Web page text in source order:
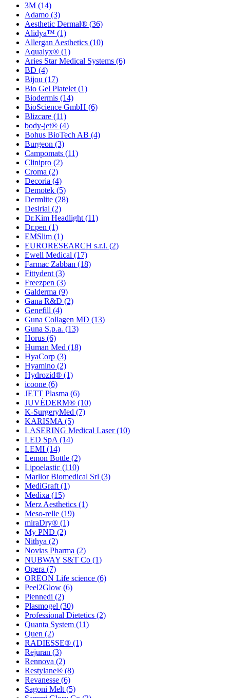
3M (14)
Adamo (3)
Aesthetic Dermal® (36)
Alidya™ (1)
Allergan Aesthetics (10)
Aqualyx® (1)
Aries Star Medical Systems (6)
BD (4)
Bijou (17)
Bio Gel Platelet (1)
Biodermis (14)
BioScience GmbH (6)
Blizcare (11)
body-jet® (4)
Bohus BioTech AB (4)
Burgeon (3)
Campomats (11)
Clinipro (2)
Croma (2)
Decoria (4)
Demotek (5)
Dermlite (28)
Desirial (2)
Dr.Kim Headlight (11)
Dr.pen (1)
EMSlim (1)
EURORESEARCH s.r.l. (2)
Ewell Medical (17)
Farmac Zabban (18)
Fittydent (3)
Freezpen (3)
Galderma (9)
Gana R&D (2)
Genefill (4)
Guna Collagen MD (13)
Guna S.p.a. (13)
Horus (6)
Human Med (18)
HyaCorp (3)
Hyamino (2)
Hydrozid® (1)
icoone (6)
JETT Plasma (6)
JUVÉDERM® (10)
K-SurgeryMed (7)
KARISMA (5)
LASERING Medical Laser(10)
LED SpA (14)
LEMI (14)
Lemon Bottle (2)
Lipoelastic (110)
Marllor Biomedical Srl (3)
MediGraft (1)
Medixa (15)
Merz Aesthetics (1)
Meso-relle (19)
miraDry® (1)
My PND (2)
Nithya (2)
Novias Pharma (2)
NUBWAY S&T Co (1)
Opera (7)
OREON Life science (6)
Peel2Glow (6)
Piennedi (2)
Plasmogel (30)
Professional Dietetics (2)
Quanta System (11)
Quen (2)
RADIESSE® (1)
Rejuran (3)
Rennova (2)
Restylane® (8)
Revanesse (6)
Sagoni Melt (5)